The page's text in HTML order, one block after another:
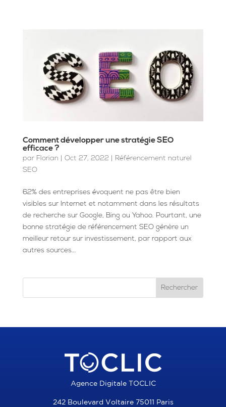
Comment développer une stratégie SEO
efficace ?
par Florian Oct 27, 2022
Référencement naturel
SEO
62% des entreprises évoquent ne pas être bien
visibles sur Internet et notamment dans les résultats
de recherche sur Google, Bing ou Yahoo. Pourtant, une
bonne stratégie de référencement SEO génère un
meilleur retour sur investissement, par rapport aux
autres sources...
Agence Digitale TOCLIC
242 Boulevard Voltaire 75011 Paris